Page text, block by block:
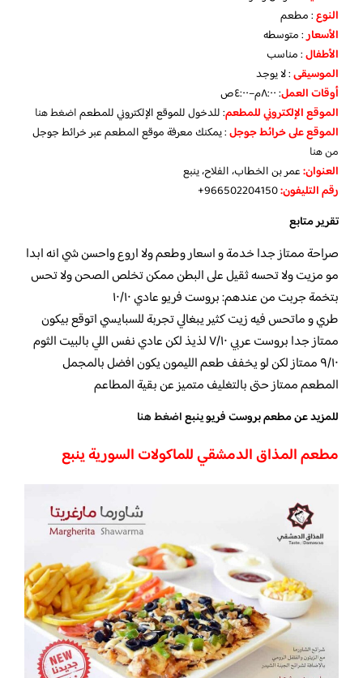
النوع: مطعم
الأسعار: متوسطه
الأطفال: مناسب
الموسيقى: لا يوجد
أوقات العمل: ٨:٠٠م–٤:٠٠ص
الموقع الإلكتروني للمطعم: للدخول للموقع الإلكتروني للمطعماضغط هنا
الموقع على خرائط جوجل: يمكنك معرفة موقع المطعم عبر خرائط جوجل
من هنا
العنوان:عمر بن الخطاب، الفلاح، ينبع
رقم التليفون:
تقرير متابع
صراحة ممتاز جدا خدمة و اسعار وطعم ولا اروع واحسن شي انه ابدا
مو مزيت ولا تحسه ثقيل على البطن ممكن تخلص الصحن ولا تحس
بتخمة جربت من عندهم: بروست فريو عادي ١٠/١٠
طري و ماتحس فيه زيت كثير يبغالي تجربة للسبايسي اتوقع بيكون
ممتاز جدا بروست عربي ٧/١٠ لذيذ لكن عادي نفس اللي بالبيت الثوم
٩/١٠ ممتاز لكن لو يخفف طعم الليمون يكون افضل بالمجمل
المطعم ممتاز حتى بالتغليف متميز عن بقية المطاعم
للمزيد عن مطعم بروست فريو ينبعاضغط هنا
مطعم المذاق الدمشقي للماكولات السورية ينبع